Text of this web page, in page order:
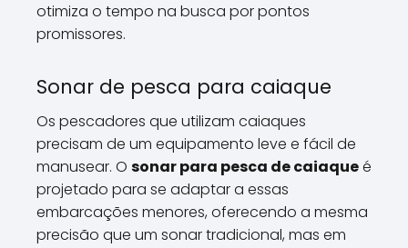
otimiza o tempo na busca por pontos
promissores.
Sonar de pesca para caiaque
Os pescadores que utilizam caiaques
precisam de um equipamento leve e fácil de
manusear. O sonar para pesca de caiaqueé
projetado para se adaptar a essas
embarcações menores, oferecendo a mesma
precisão que um sonar tradicional, mas em